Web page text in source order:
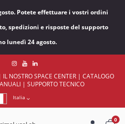
Potete effettuare i vostri ordini
spedizioni e risposte del supporto
lunedì 24 agosto.
IL NOSTRO SPACE CENTER| CATALOGO
| SUPPORTO TECNICO
Italia
0